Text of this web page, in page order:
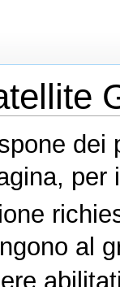
dei
per
al